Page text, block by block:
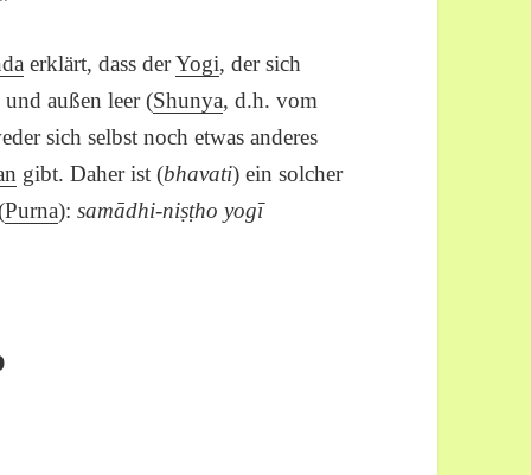
erklärt, dass derYogi, der sich
außen leer (Shunya, d.h. vom
sich selbst noch etwas anderes
gibt. Daher ist (bhavati) ein solcher
Purna):samādhi-niṣṭho yogī